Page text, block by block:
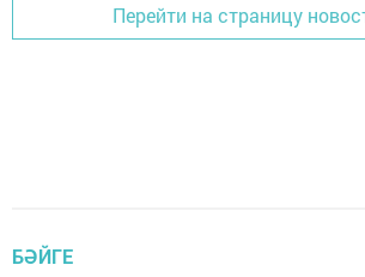
Перейти на страницу
БӘЙГЕ